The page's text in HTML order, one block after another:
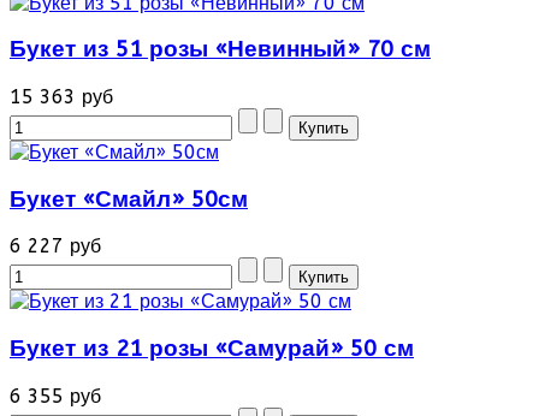
Букет из 51 розы «Невинный» 70 см
15 363 руб
Букет «Смайл» 50см
6 227 руб
Букет из 21 розы «Самурай» 50 см
6 355 руб